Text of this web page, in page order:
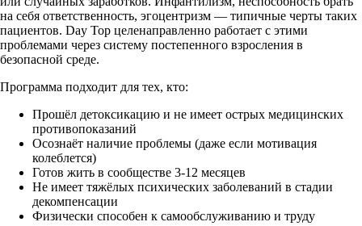
на себя ответственность, эгоцентризм — типичные черты таких
пациентов. Day Top целенаправленно работает с этими
проблемами через систему постепенного взросления в
безопасной среде.
Программа подходит для тех, кто:
Прошёл детоксикацию и не имеет острых медицинских
противопоказаний
Осознаёт наличие проблемы (даже если мотивация
колеблется)
Готов жить в сообществе 3-12 месяцев
Не имеет тяжёлых психических заболеваний в стадии
декомпенсации
Физически способен к самообслуживанию и труду